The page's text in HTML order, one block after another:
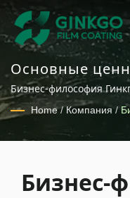
Основные
горячему
покрытию
брендов
Бизнес-философия
пленок покрытия для
автомобильных
Home / Компания /
Бизнес-